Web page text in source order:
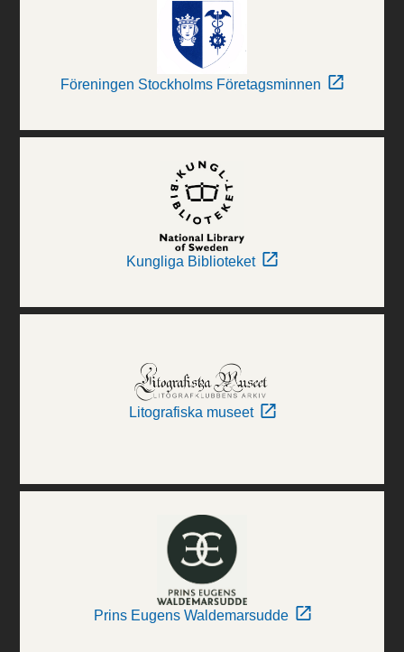
Föreningen Stockholms Företagsminnen
Kungliga Biblioteket
Litografiska museet
Prins Eugens Waldemarsudde